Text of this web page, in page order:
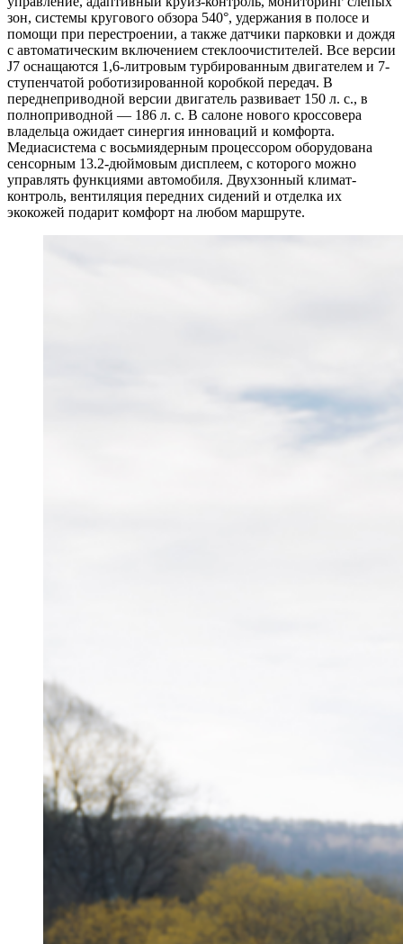
зон, системы кругового обзора 540°, удержания в полосе и
помощи при перестроении, а также датчики парковки и дождя
с автоматическим включением стеклоочистителей. Все версии
J7 оснащаются 1,6-литровым турбированным двигателем и 7-
ступенчатой роботизированной коробкой передач. В
переднеприводной версии двигатель развивает 150 л. с., в
полноприводной — 186 л. с. В салоне нового кроссовера
владельца ожидает синергия инноваций и комфорта.
Медиасистема с восьмиядерным процессором оборудована
сенсорным 13.2-дюймовым дисплеем, с которого можно
управлять функциями автомобиля. Двухзонный климат-
контроль, вентиляция передних сидений и отделка их
экокожей подарит комфорт на любом маршруте.